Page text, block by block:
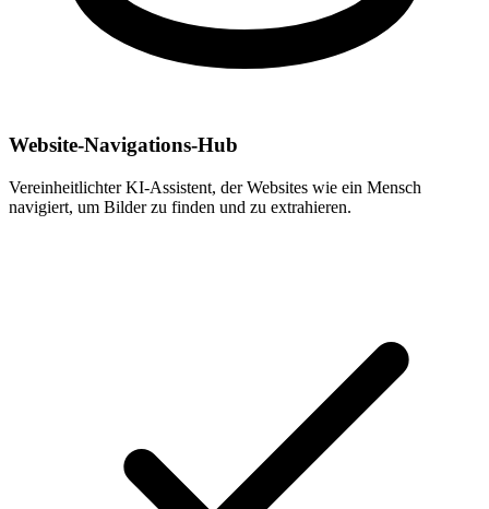
Website-Navigations-Hub
Vereinheitlichter KI-Assistent, der Websites wie ein Mensch
navigiert, um Bilder zu finden und zu extrahieren.